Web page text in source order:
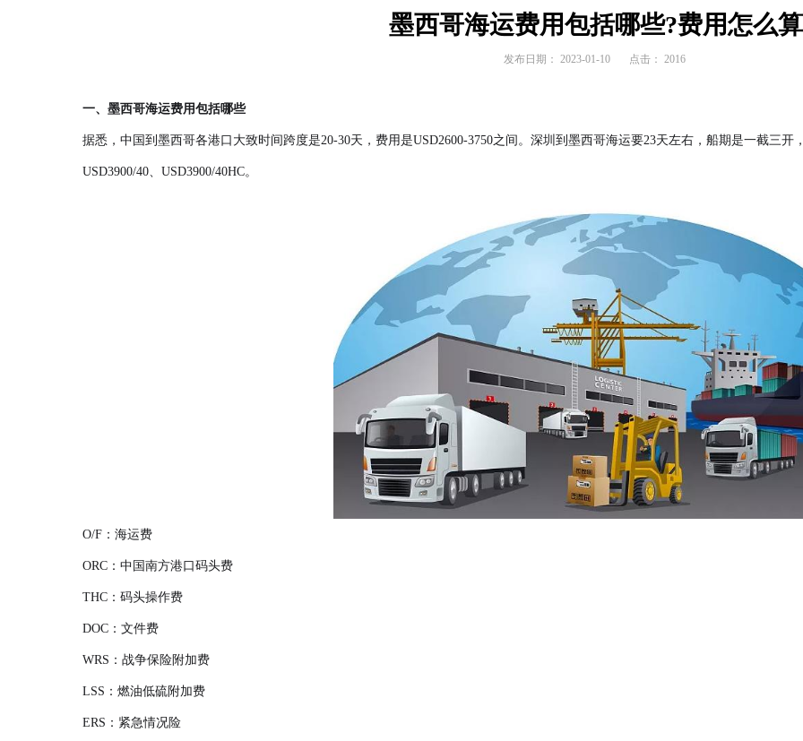
墨西哥海运费用包括哪些?费用怎么
发布日期： 2023-01-10 点击： 2016
一、 墨西哥海运费用包括哪些
据悉，中国到墨西哥各港口大致时间跨度是20-30天，费用是USD2600-3750之间。深圳到墨西哥海运要23天左右，船期是一截三开
USD3900/40、USD3900/40HC。
O/F：海运费
ORC：中国南方港口码头费
THC：码头操作费
DOC：文件费
WRS：战争保险附加费
LSS：燃油低硫附加费
ERS：紧急情况险